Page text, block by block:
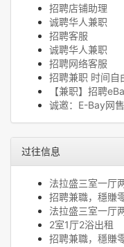
招聘店铺助理
诚聘华人兼职
招聘客服
诚聘华人兼职
招聘网络客服
招聘兼职 时间自
【兼职】招聘
诚邀：E-Bay网
过往信息
法拉盛三室一厅
招聘兼職，穩賺
法拉盛三室一厅
2室1厅2浴出租
招聘兼職，穩賺